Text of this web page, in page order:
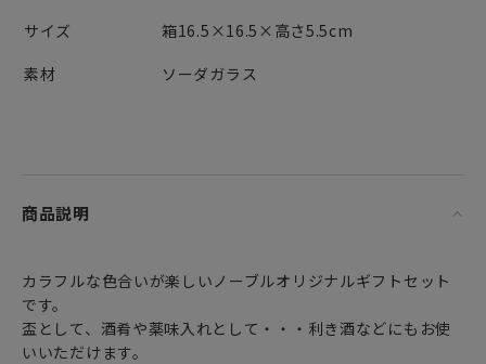
サイズ
箱16.5×16.5×高さ5.5cm
素材
ソーダガラス
商品説明
カラフルな色合いが楽しいノーブルオリジナルギフトセット
です。
盃として、酒肴や薬味入れとして・・・利き酒などにもお使
いいただけます。